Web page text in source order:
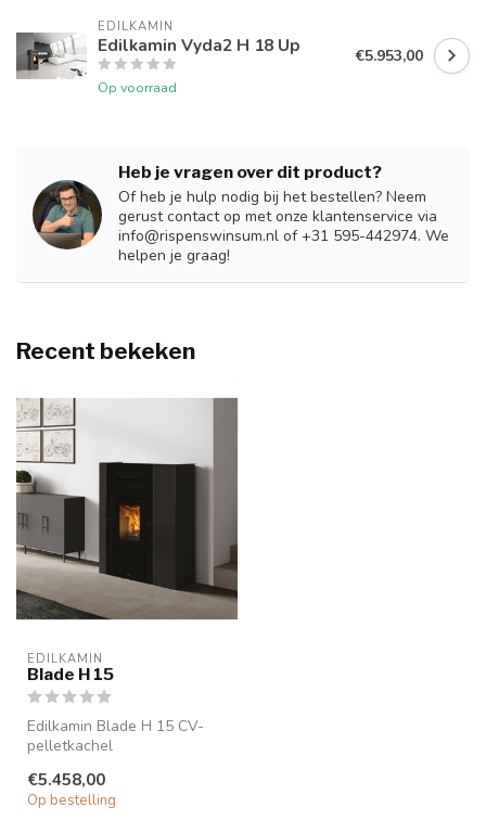
EDILKAMIN
Edilkamin Vyda2 H 18 Up
Op voorraad
€5.953,00
Heb je vragen over dit product?
Of heb je hulp nodig bij het bestellen? Neem
gerust contact op met onze klantenservice via
info@rispenswinsum.nl of +31 595-442974. We
helpen je graag!
Recent bekeken
EDILKAMIN
Blade H 15
Edilkamin Blade H 15 CV-
pelletkachel
een duurzame pel...
€5.458,00
Op bestelling